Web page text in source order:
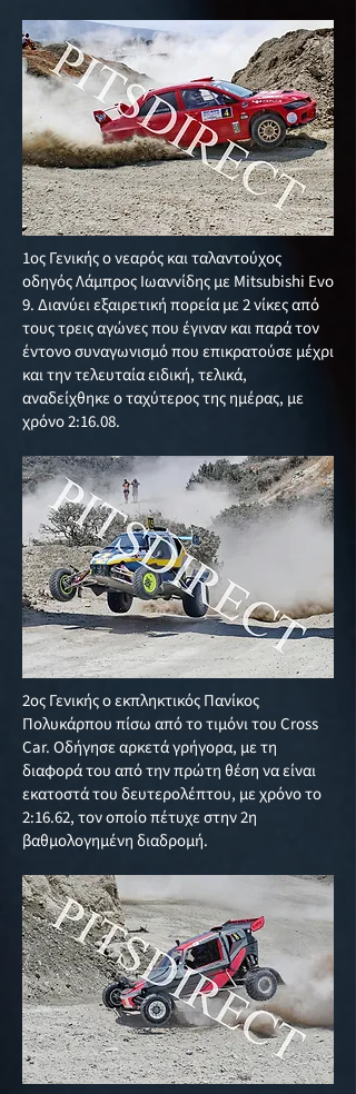
1ος Γενικής ο νεαρός και ταλαντούχος
οδηγός Λάμπρος Ιωαννίδης με Mitsubishi Evo
9. Διανύει εξαιρετική πορεία με 2 νίκες από
τους τρεις αγώνες που έγιναν και παρά τον
έντονο συναγωνισμό που επικρατούσε μέχρι
και την τελευταία ειδική, τελικά,
αναδείχθηκε ο ταχύτερος της ημέρας, με
χρόνο 2:16.08.
2ος Γενικής ο εκπληκτικός Πανίκος
Πολυκάρπου πίσω από το τιμόνι του Cross
Car. Οδήγησε αρκετά γρήγορα, με τη
διαφορά του από την πρώτη θέση να είναι
εκατοστά του δευτερολέπτου, με χρόνο το
2:16.62, τον οποίο πέτυχε στην 2η
βαθμολογημένη διαδρομή.